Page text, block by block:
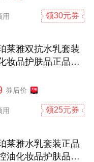
用 领30元券
莱雅双抗水乳套装
妆品护肤品正品官
券后价
用 领25元券
莱雅水乳套装正品
油化妆品护肤品官